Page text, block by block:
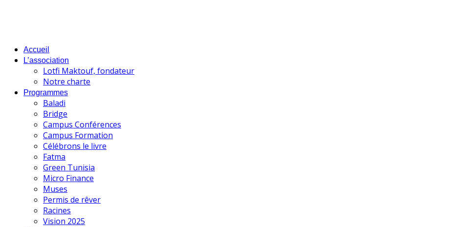
Accueil
L’association
Lotfi Maktouf, fondateur
Notre charte
Programmes
Baladi
Bridge
Campus Conférences
Campus Formation
Célébrons le livre
Fatma
Green Tunisia
Micro Finance
Muses
Permis de rêver
Racines
Vision 2025